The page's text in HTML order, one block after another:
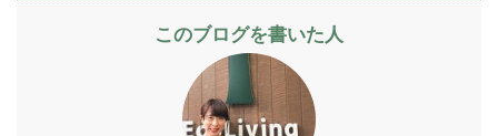
このブログを書いた人